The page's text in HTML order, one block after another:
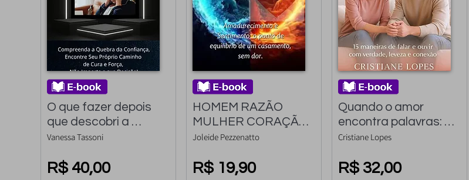
O que fazer depois
que descobri a
traição?:
quebra da confiança,
Vanessa Tassoni
R$ 40,00
HOMEM RAZÃO
MULHER CORAÇÃO:
Amadurecimento e
de equilíbrio do
Joleide Pezzenatto
R$ 19,90
Quando o amor
encontra palavras:
15 maneiras de falar
leves e Conexão
Cristiane Lopes
R$ 32,00